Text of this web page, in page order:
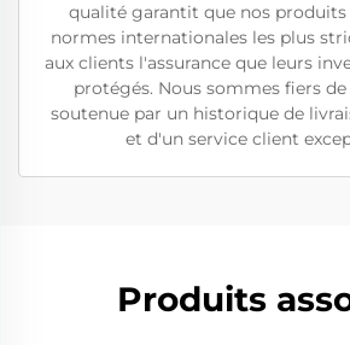
qualité garantit que nos
normes internationales les plus
aux clients l'assurance que leurs
protégés. Nous sommes fiers
soutenue par un historique de
et d'un service client
Produits